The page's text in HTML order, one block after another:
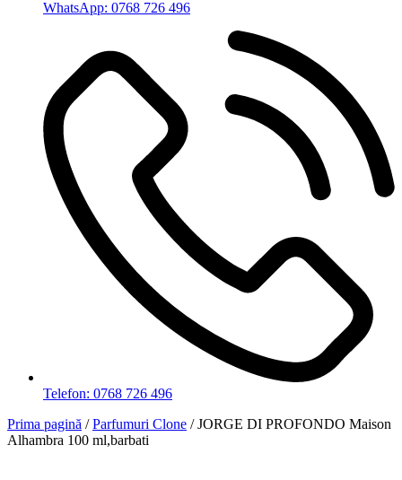
WhatsApp: 0768 726 496
Telefon: 0768 726 496
Prima pagină /Parfumuri Clone / JORGE DI PROFONDO Maison
Alhambra 100 ml,barbati